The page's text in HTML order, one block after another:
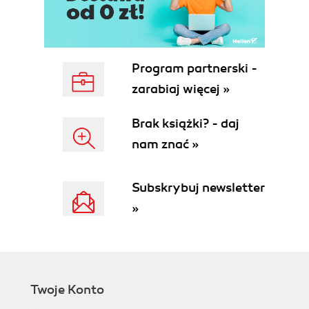
Stateless Session Beans
Singleton Session Beans
Message-Driven Beans
Portable Global JNDI Names
Transactions
Asynchronous
Embeddable API
EJB.Lite
Qualifier and Alternative
Producer and Disposer
Portable Extensions
Program partnerski -
zarabiaj więcej »
Brak książki? - daj
nam znać »
Subskrybuj newsletter
»
Twoje Konto